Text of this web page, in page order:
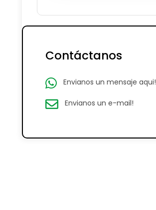
Contáctanos
Envianos un mensaje aqui!
Envianos un e-mail!